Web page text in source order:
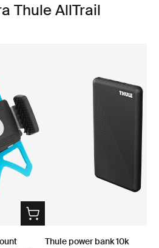
Thule AllTrail
Thule power bank 10k